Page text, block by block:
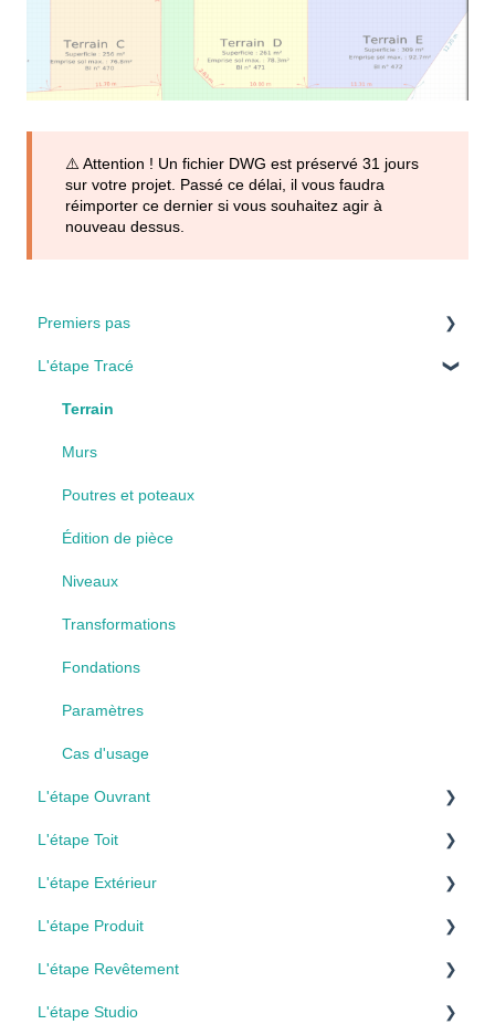
⚠️ Attention ! Un fichier DWG est préservé 31 jours
sur votre projet. Passé ce délai, il vous faudra
réimporter ce dernier si vous souhaitez agir à
nouveau dessus.
Premiers pas
Installation & Envirronement
Interface
Les étapes
Paramètres
L'étape Tracé
Terrain
Murs
Poutres et poteaux
Édition de pièce
Niveaux
Transformations
Fondations
Paramètres
Cas d'usage
L'étape Ouvrant
Création des ouvrants
Personnalisation
Pose optimisée
Trémie
Cas d'usage
L'étape Toit
Création toiture
Modification toiture
Équipements & finitions
Cas d'usage
L'étape Extérieur
Aménagement du terrain
Talus et murs de soutènement
Délimitations
L'étape Produit
Produits
Personnalisation
L'étape Revêtement
Revêtements
L'étape Studio